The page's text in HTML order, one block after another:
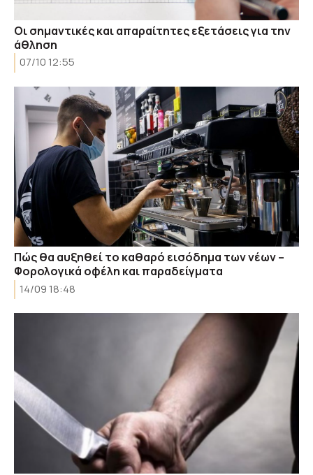
Οι σημαντικές και απαραίτητες εξετάσεις για την
άθληση
07/10 12:55
Πώς θα αυξηθεί το καθαρό εισόδημα των νέων –
Φορολογικά οφέλη και παραδείγματα
14/09 18:48